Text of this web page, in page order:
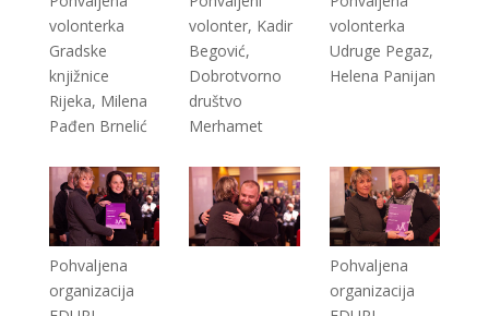
volonterka
Gradske
knjižnice
Rijeka, Milena
Pađen Brnelić
volonter, Kadir
Begović,
Dobrotvorno
društvo
Merhamet
volonterka
Udruge Pegaz,
Helena Panijan
Pohvaljena
organizacija
Pohvaljena
organizacija